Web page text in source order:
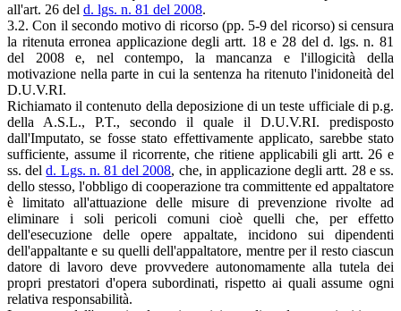
all'art. 26 del d. lgs. n. 81 del 2008.
3.2. Con il secondo motivo di ricorso (pp. 5-9 del ricorso) si censura
la ritenuta erronea applicazione degli artt. 18 e 28 del d. lgs. n. 81
del 2008 e, nel contempo, la mancanza e l'illogicità della
motivazione nella parte in cui la sentenza ha ritenuto l'inidoneità del
D.U.V.RI.
Richiamato il contenuto della deposizione di un teste ufficiale di p.g.
della A.S.L., P.T., secondo il quale il D.U.V.RI. predisposto
dall'Imputato, se fosse stato effettivamente applicato, sarebbe stato
sufficiente, assume il ricorrente, che ritiene applicabili gli artt. 26 e
ss. deld. Lgs. n. 81 del 2008, che, in applicazione degli artt. 28 e ss.
dello stesso, l'obbligo di cooperazione tra committente ed appaltatore
è limitato all'attuazione delle misure di prevenzione rivolte ad
eliminare i soli pericoli comuni cioè quelli che, per effetto
dell'esecuzione delle opere appaltate, incidono sui dipendenti
dell'appaltante e su quelli dell'appaltatore, mentre per il resto ciascun
datore di lavoro deve provvedere autonomamente alla tutela dei
propri prestatori d'opera subordinati, rispetto ai quali assume ogni
relativa responsabilità.